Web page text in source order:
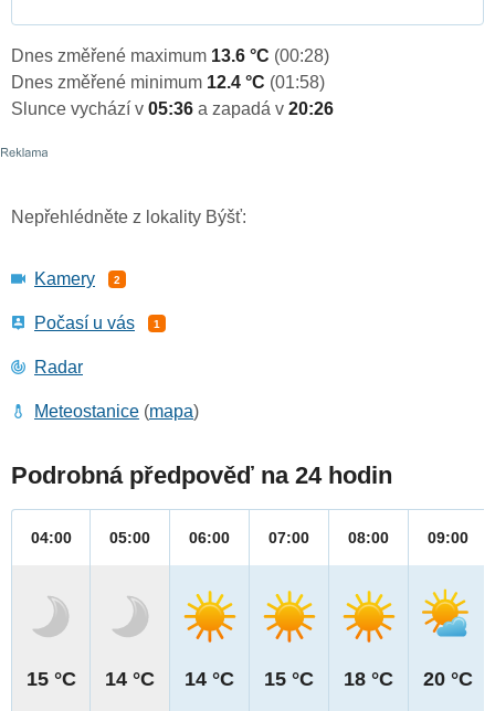
Dnes změřené maximum 13.6 °C (00:28)
Dnes změřené minimum 12.4 °C (01:58)
Slunce vychází v 05:36 a zapadá v 20:26
Nepřehlédněte z lokality Býšť:
Kamery 2
Počasí u vás 1
Radar
Meteostanice (mapa)
Podrobná předpověď na 24 hodin
04:00
15 °C
05:00
14 °C
06:00
14 °C
07:00
15 °C
08:00
18 °C
09:00
20 °C